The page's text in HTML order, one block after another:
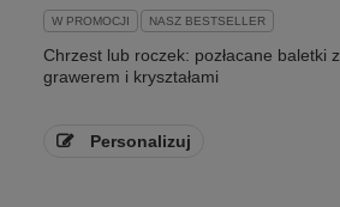
W PROMOCJI NASZ BESTSELLER
Chrzest lub roczek: pozłacane baletki z
grawerem i kryształami
Personalizuj